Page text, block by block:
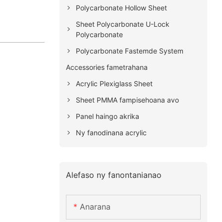
Polycarbonate Hollow Sheet
Sheet Polycarbonate U-Lock
Polycarbonate
Polycarbonate Fastemde System
Accessories fametrahana
Acrylic Plexiglass Sheet
Sheet PMMA fampisehoana avo
Panel haingo akrika
Ny fanodinana acrylic
Alefaso ny fanontanianao
Anarana